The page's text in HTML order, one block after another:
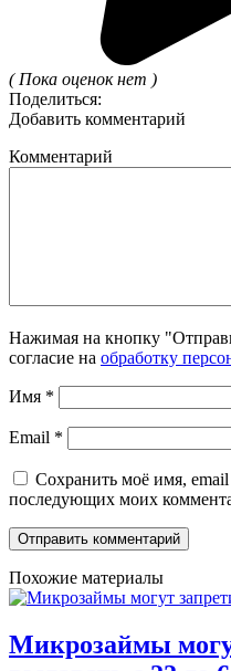
( Пока оценок нет )
Поделиться:
Добавить комментарий
Комментарий
Нажимая на кнопку
согласие на обработку
Имя *
Email *
Сохранить моё имя, email
последующих моих
Похожие материалы
Микрозаймы